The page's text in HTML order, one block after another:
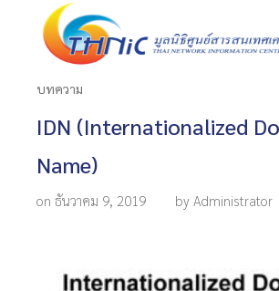
บทความ
IDN (Internationalized
Name)
on ธันวาคม 9, 2019 by Administrator